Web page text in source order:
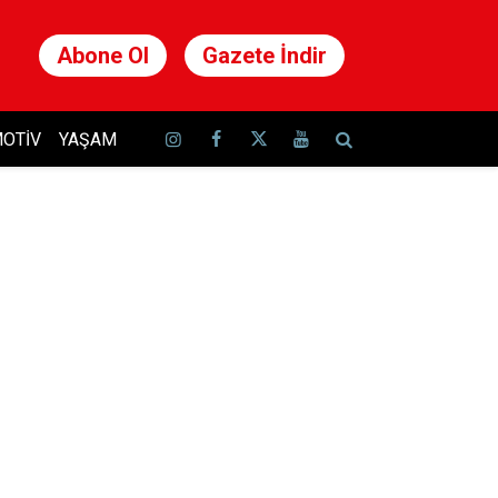
Abone Ol Gazete İndir
YAŞAM